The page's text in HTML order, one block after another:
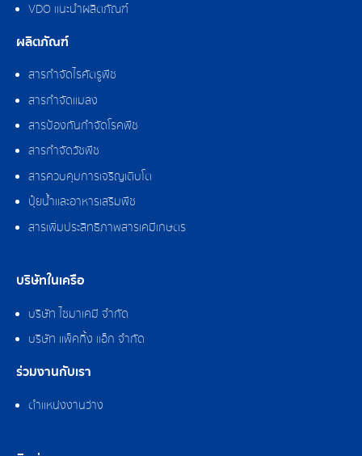
VDO แนะนำผลิตภัณฑ์
ผลิตภัณฑ์
สารกำจัดไรศัตรูพืช
สารกำจัดแมลง
สารป้องกันกำจัดโรคพืช
สารกำจัดวัชพืช
สารควบคุมการเจริญเติบโต
ปุ๋ยน้ำและอาหารเสริมพืช
สารเพิ่มประสิทธิภาพสารเคมีเกษตร
บริษัทในเครือ
บริษัท ไซมาเคมี จำกัด
บริษัท แพ็คกิ้ง แอ็ก จำกัด
ร่วมงานกับเรา
ตำแหน่งงานว่าง